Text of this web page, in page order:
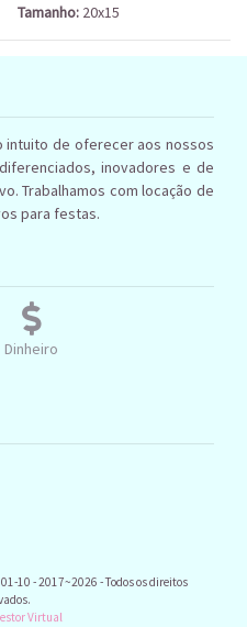
Tamanho: 20x15
intuito de oferecer aos nossos
inovadores e de
Trabalhamos com locação de
para festas.
Dinheiro
10 - 2017~2026 - Todos os direitos
Virtual